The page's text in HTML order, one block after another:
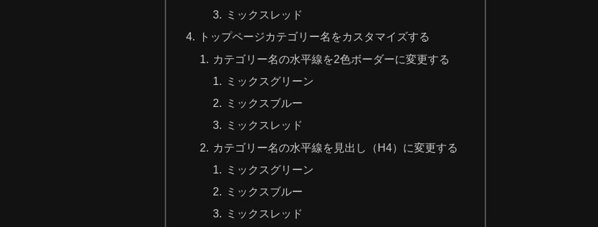
ミックスレッド
トップページカテゴリー名をカスタマイズする
カテゴリー名の水平線を2色ボーダーに変更する
ミックスグリーン
ミックスブルー
ミックスレッド
カテゴリー名の水平線を見出し（H4）に変更する
ミックスグリーン
ミックスブルー
ミックスレッド